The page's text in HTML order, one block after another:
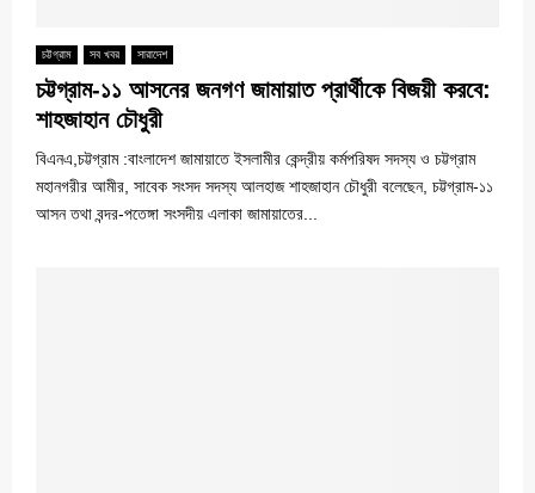
চট্টগ্রাম সব খবর সারাদেশ
চট্টগ্রাম-১১ আসনের জনগণ জামায়াত প্রার্থীকে বিজয়ী করবে:
শাহজাহান চৌধুরী
বিএনএ,চট্টগ্রাম :বাংলাদেশ জামায়াতে ইসলামীর কেন্দ্রীয় কর্মপরিষদ সদস্য ও চট্টগ্রাম
মহানগরীর আমীর, সাবেক সংসদ সদস্য আলহাজ শাহজাহান চৌধুরী বলেছেন, চট্টগ্রাম-১১
আসন তথা বন্দর-পতেঙ্গা সংসদীয় এলাকা জামায়াতের...